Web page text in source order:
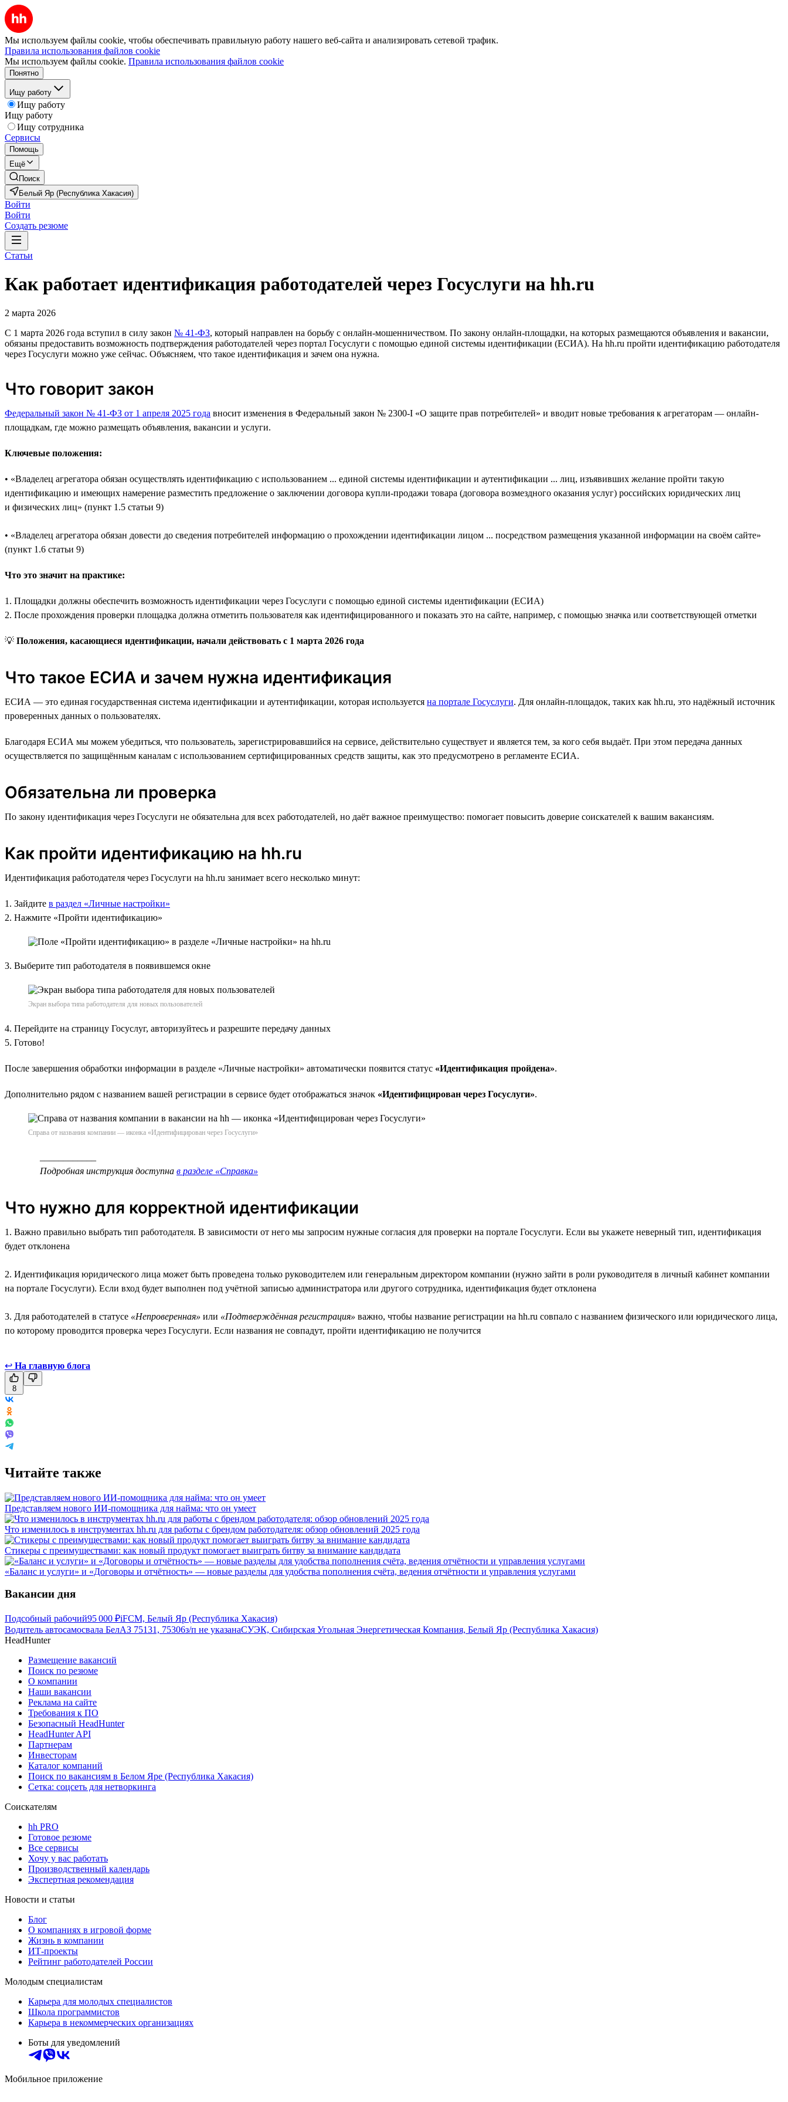
Мы используем файлы cookie, чтобы обеспечивать правильную работу нашего веб-сайта и анализировать сетевой трафик.
Правила использования файлов cookie
Мы используем файлы cookie. Правила использования файлов cookie
Понятно
Ищу работу
Ищу работу
Ищу работу
Ищу сотрудника
Сервисы
Помощь
Ещё
Поиск
Белый Яр (Республика Хакасия)
Войти
Войти
Создать резюме
Статьи
Как работает идентификация работодателей через Госуслуги на hh.ru
2 марта 2026
С 1 марта 2026 года вступил в силу закон № 41-ФЗ, который направлен на борьбу с онлайн-мошенничеством. По закону онлайн-площадки, на которых размещаются объявления и вакансии,
обязаны предоставить возможность подтверждения работодателей через портал Госуслуги с помощью единой системы идентификации (ЕСИА). На hh.ru пройти идентификацию работодателя
через Госуслуги можно уже сейчас. Объясняем, что такое идентификация и зачем она нужна.
Что говорит закон
Федеральный закон № 41-ФЗ от 1 апреля 2025 года вносит изменения в Федеральный закон № 2300-I «О защите прав потребителей» и вводит новые требования к агрегаторам — онлайн-
площадкам, где можно размещать объявления, вакансии и услуги.
Ключевые положения:
• «Владелец агрегатора обязан осуществлять идентификацию с использованием ... единой системы идентификации и аутентификации ... лиц, изъявивших желание пройти такую
идентификацию и имеющих намерение разместить предложение о заключении договора купли‑продажи товара (договора возмездного оказания услуг) российских юридических лиц
и физических лиц» (пункт 1.5 статьи 9)
• «Владелец агрегатора обязан довести до сведения потребителей информацию о прохождении идентификации лицом ... посредством размещения указанной информации на своём сайте»
(пункт 1.6 статьи 9)
Что это значит на практике:
1. Площадки должны обеспечить возможность идентификации через Госуслуги с помощью единой системы идентификации (ЕСИА)
2. После прохождения проверки площадка должна отметить пользователя как идентифицированного и показать это на сайте, например, с помощью значка или соответствующей отметки
💡 Положения, касающиеся идентификации, начали действовать с 1 марта 2026 года
Что такое ЕСИА и зачем нужна идентификация
ЕСИА — это единая государственная система идентификации и аутентификации, которая используется на портале Госуслуги. Для онлайн-площадок, таких как hh.ru, это надёжный источник
проверенных данных о пользователях.
Благодаря ЕСИА мы можем убедиться, что пользователь, зарегистрировавшийся на сервисе, действительно существует и является тем, за кого себя выдаёт. При этом передача данных
осуществляется по защищённым каналам с использованием сертифицированных средств защиты, как это предусмотрено в регламенте ЕСИА.
Обязательна ли проверка
По закону идентификация через Госуслуги не обязательна для всех работодателей, но даёт важное преимущество: помогает повысить доверие соискателей к вашим вакансиям.
Как пройти идентификацию на hh.ru
Идентификация работодателя через Госуслуги на hh.ru занимает всего несколько минут:
1. Зайдите в раздел «Личные настройки»
2. Нажмите «Пройти идентификацию»
3. Выберите тип работодателя в появившемся окне
Экран выбора типа работодателя для новых пользователей
4. Перейдите на страницу Госуслуг, авторизуйтесь и разрешите передачу данных
5. Готово!
После завершения обработки информации в разделе «Личные настройки» автоматически появится статус «Идентификация пройдена».
Дополнительно рядом с названием вашей регистрации в сервисе будет отображаться значок «Идентифицирован через Госуслуги».
Справа от названия компании — иконка «Идентифицирован через Госуслуги»
Подробная инструкция доступна в разделе «Справка»
Что нужно для корректной идентификации
1. Важно правильно выбрать тип работодателя. В зависимости от него мы запросим нужные согласия для проверки на портале Госуслуги. Если вы укажете неверный тип, идентификация
будет отклонена
2. Идентификация юридического лица может быть проведена только руководителем или генеральным директором компании (нужно зайти в роли руководителя в личный кабинет компании
на портале Госуслуги). Если вход будет выполнен под учётной записью администратора или другого сотрудника, идентификация будет отклонена
3. Для работодателей в статусе «Непроверенная» или «Подтверждённая регистрация» важно, чтобы название регистрации на hh.ru совпало с названием физического или юридического лица,
по которому проводится проверка через Госуслуги. Если названия не совпадут, пройти идентификацию не получится
↩ На главную блога
8
Читайте также
Представляем нового ИИ-помощника для найма: что он умеет
Что изменилось в инструментах hh.ru для работы с брендом работодателя: обзор обновлений 2025 года
Стикеры с преимуществами: как новый продукт помогает выиграть битву за внимание кандидата
«Баланс и услуги» и «Договоры и отчётность» — новые разделы для удобства пополнения счёта, ведения отчётности и управления услугами
Вакансии дня
Подсобный рабочий95 000 ₽iFCM, Белый Яр (Республика Хакасия)
Водитель автосамосвала БелАЗ 75131, 75306з/п не указанаСУЭК, Сибирская Угольная Энергетическая Компания, Белый Яр (Республика Хакасия)
HeadHunter
Размещение вакансий
Поиск по резюме
О компании
Наши вакансии
Реклама на сайте
Требования к ПО
Безопасный HeadHunter
HeadHunter API
Партнерам
Инвесторам
Каталог компаний
Поиск по вакансиям в Белом Яре (Республика Хакасия)
Сетка: соцсеть для нетворкинга
Соискателям
hh PRO
Готовое резюме
Все сервисы
Хочу у вас работать
Производственный календарь
Экспертная рекомендация
Новости и статьи
Блог
О компаниях в игровой форме
Жизнь в компании
ИТ-проекты
Рейтинг работодателей России
Молодым специалистам
Карьера для молодых специалистов
Школа программистов
Карьера в некоммерческих организациях
Боты для уведомлений
Мобильное приложение